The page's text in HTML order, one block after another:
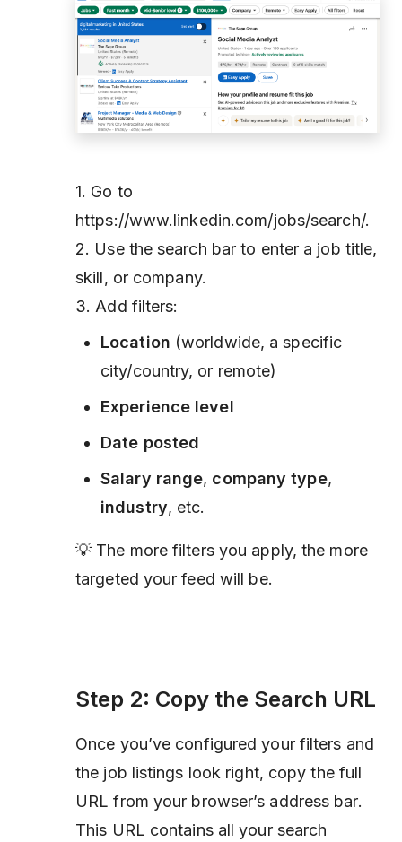
1. Go to
https://www.linkedin.com/jobs/search/.
2. Use the search bar to enter a job title,
skill, or company.
3. Add filters:
Location (worldwide, a specific
city/country, or remote)
Experience level
Date posted
Salary range, company type,
industry, etc.
💡 The more filters you apply, the more
targeted your feed will be.
Step 2: Copy the Search URL
Once you’ve configured your filters and
the job listings look right, copy the full
URL from your browser’s address bar.
This URL contains all your search